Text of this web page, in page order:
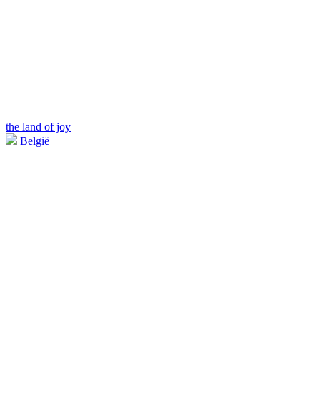
the land of joy
België